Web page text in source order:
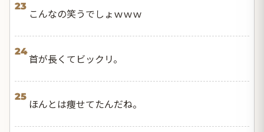
23
こんなの笑うでしょｗｗｗ
24
首が長くてビックリ。
25
ほんとは痩せてたんだね。